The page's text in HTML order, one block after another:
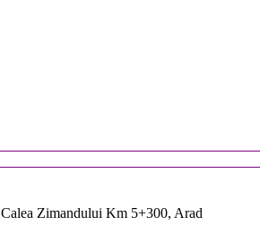
Calea Zimandului Km 5+300, Arad